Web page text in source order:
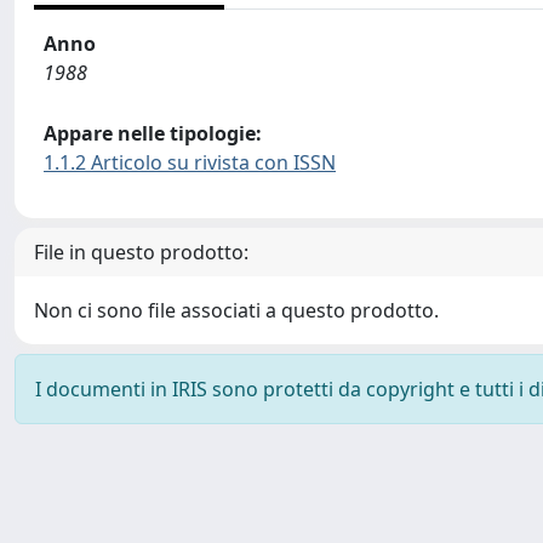
Anno
1988
Appare nelle tipologie:
1.1.2 Articolo su rivista con ISSN
File in questo prodotto:
Non ci sono file associati a questo prodotto.
I documenti in IRIS sono protetti da copyright e tutti i